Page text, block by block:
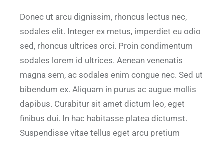
Donec ut arcu dignissim, rhoncus lectus nec,
sodales elit. Integer ex metus, imperdiet eu odio
sed, rhoncus ultrices orci. Proin condimentum
sodales lorem id ultrices. Aenean venenatis
magna sem, ac sodales enim congue nec. Sed ut
bibendum ex. Aliquam in purus ac augue mollis
dapibus. Curabitur sit amet dictum leo, eget
finibus dui. In hac habitasse platea dictumst.
Suspendisse vitae tellus eget arcu pretium